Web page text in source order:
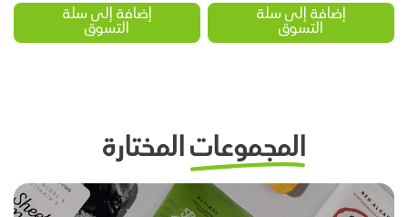
إضافة إلى سلة
التسوق
إضافة إلى سلة
التسوق
المجموعاتالمختارة